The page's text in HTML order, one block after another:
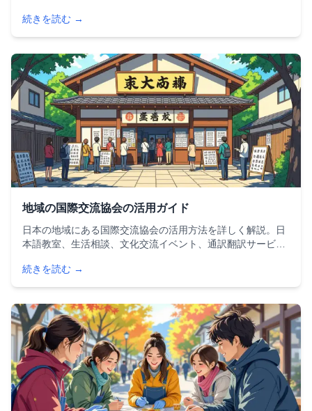
コミュニティ参加の完全ガイドです。
続きを読む →
地域の国際交流協会の活用ガイド
日本の地域にある国際交流協会の活用方法を詳しく解説。日
本語教室、生活相談、文化交流イベント、通訳翻訳サービス
一覧と効果的な利用のコツを紹介します。最寄りの協会の探
し方も解説。
続きを読む →